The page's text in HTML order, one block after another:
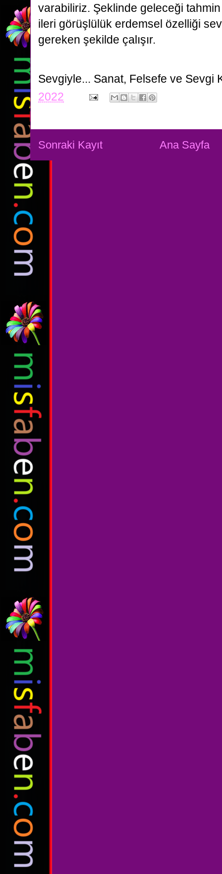
varabiliriz. Şeklinde geleceği
ileri görüşlülük erdemsel özelliği
gereken şekilde çalışır.
Sevgiyle... Sanat, Felsefe ve Sevgi
2022
Sonraki Kayıt Ana Sayfa